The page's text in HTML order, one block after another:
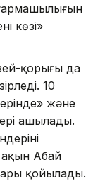
көзі»
қорығы да
10
және
ашылады.
Абай
қойылады.